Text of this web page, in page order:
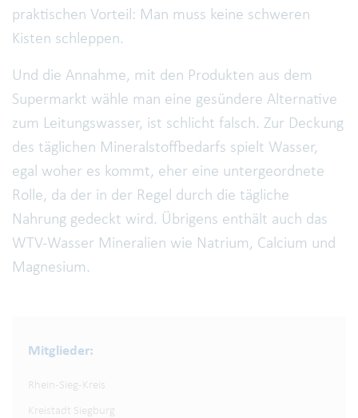
praktischen Vorteil: Man muss keine schweren
Kisten schleppen.
Und die Annahme, mit den Produkten aus dem
Supermarkt wähle man eine gesündere Alternative
zum Leitungswasser, ist schlicht falsch. Zur Deckung
des täglichen Mineralstoffbedarfs spielt Wasser,
egal woher es kommt, eher eine untergeordnete
Rolle, da der in der Regel durch die tägliche
Nahrung gedeckt wird. Übrigens enthält auch das
WTV-Wasser Mineralien wie Natrium, Calcium und
Magnesium.
Mitglieder:
Rhein-Sieg-Kreis
Kreistadt Siegburg